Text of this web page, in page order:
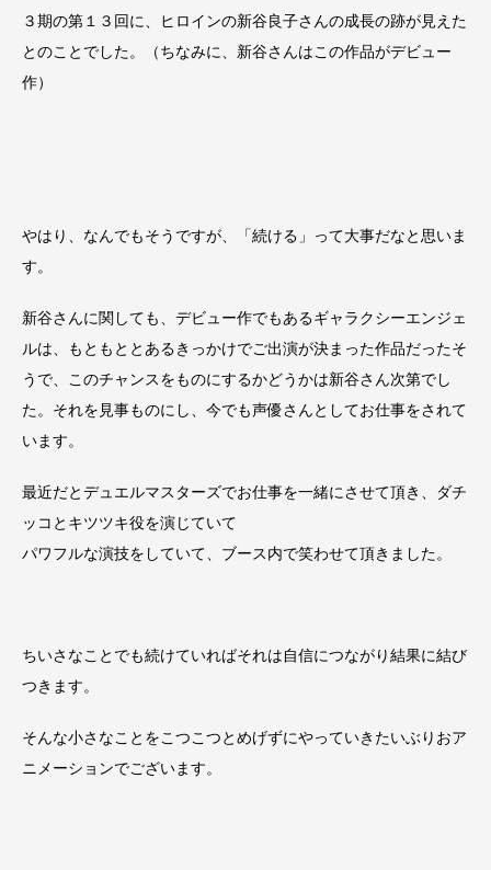
３期の第１３回に、ヒロインの新谷良子さんの成長の跡が見えた
とのことでした。（ちなみに、新谷さんはこの作品がデビュー
作）
やはり、なんでもそうですが、「続ける」って大事だなと思いま
す。
新谷さんに関しても、デビュー作でもあるギャラクシーエンジェ
ルは、もともととあるきっかけでご出演が決まった作品だったそ
うで、このチャンスをものにするかどうかは新谷さん次第でし
た。それを見事ものにし、今でも声優さんとしてお仕事をされて
います。
最近だとデュエルマスターズでお仕事を一緒にさせて頂き、ダチ
ッコとキツツキ役を演じていて
パワフルな演技をしていて、ブース内で笑わせて頂きました。
ちいさなことでも続けていればそれは自信につながり結果に結び
つきます。
そんな小さなことをこつこつとめげずにやっていきたいぶりおア
ニメーションでございます。